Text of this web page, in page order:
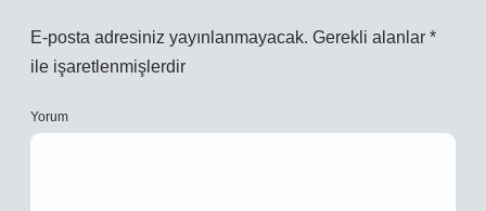
E-posta adresiniz yayınlanmayacak. Gerekli alanlar *
ile işaretlenmişlerdir
Yorum